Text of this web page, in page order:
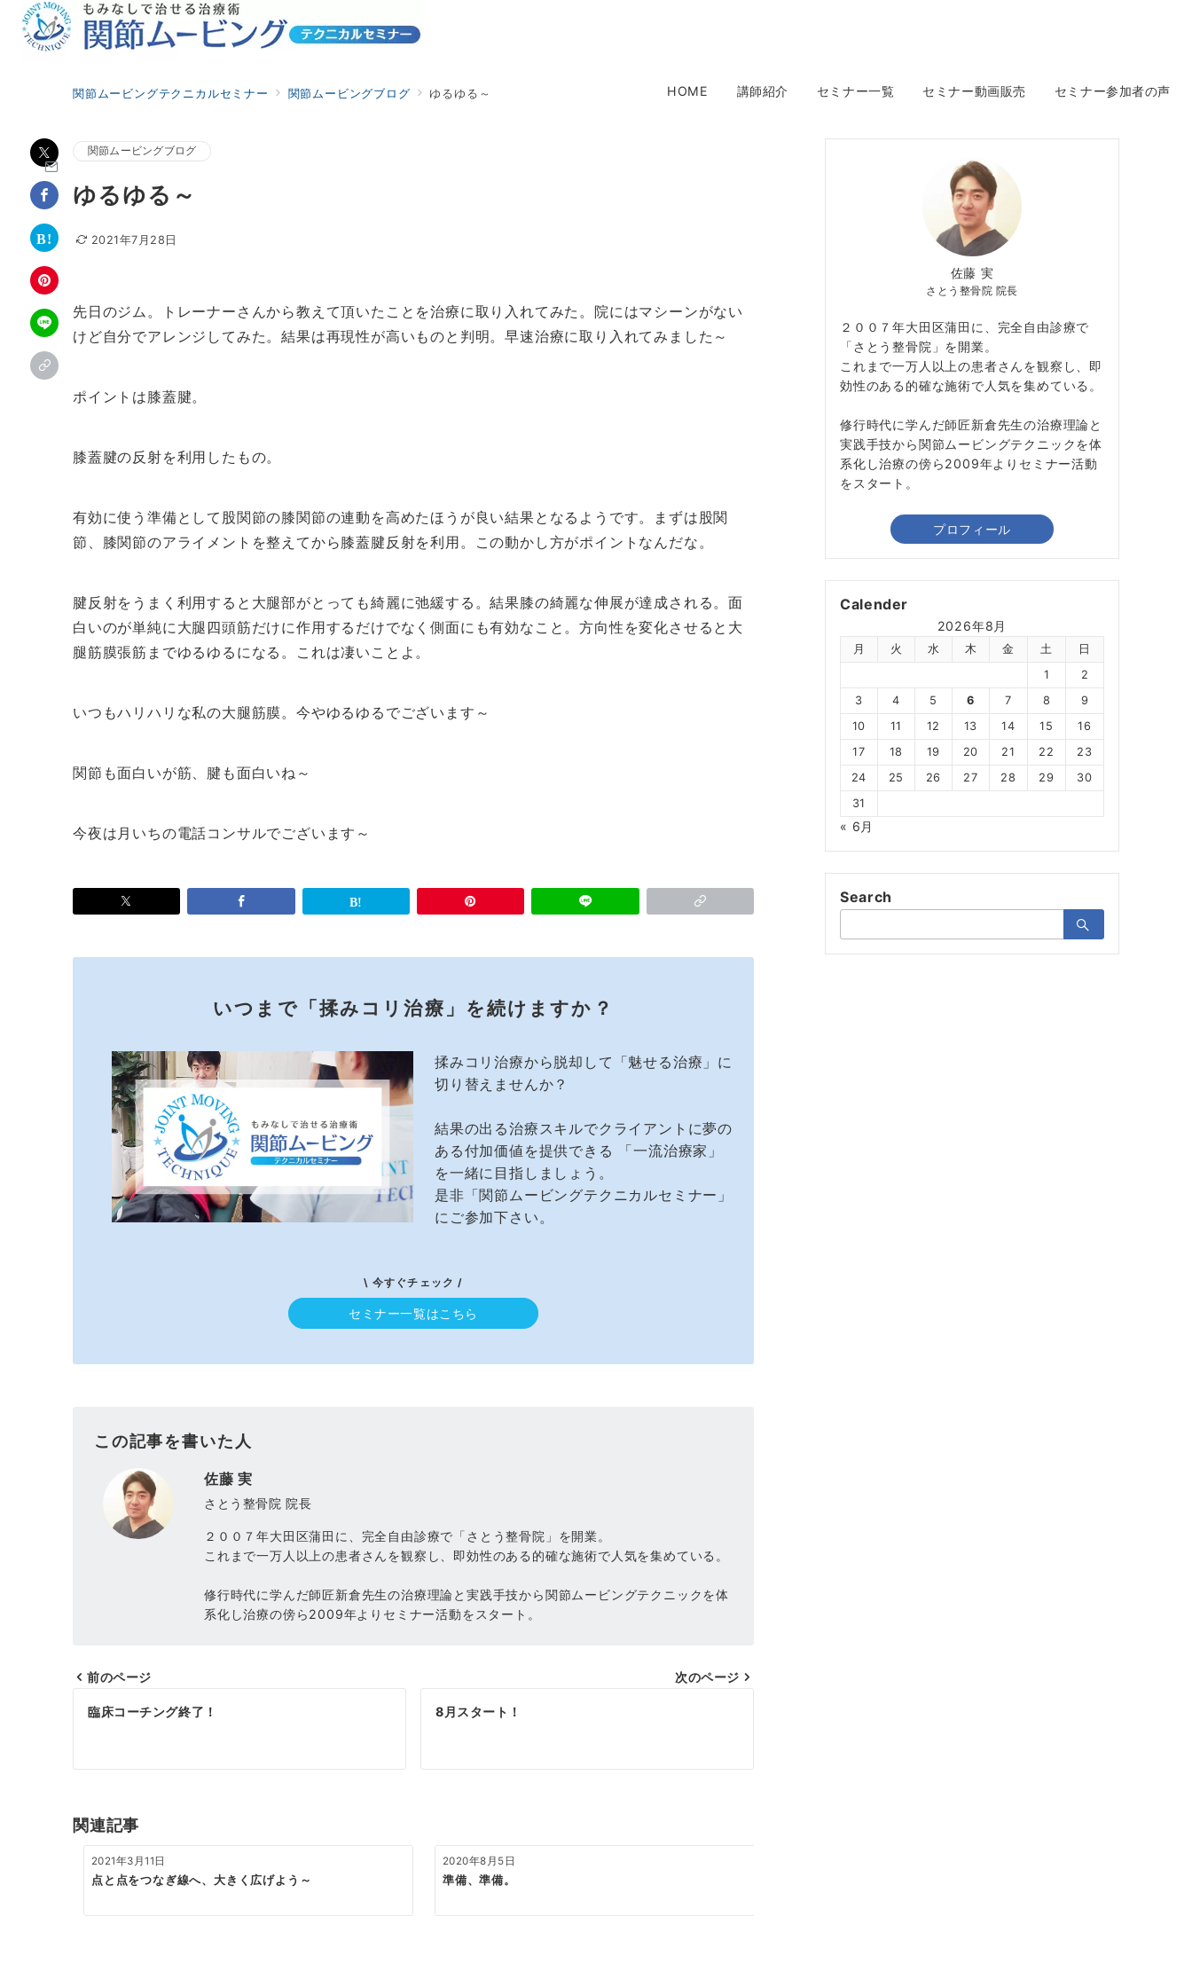
HOME 講師紹介 セミナー一覧 セミナー動画販売 セミナー参加者の声
関節ムービングテクニカルセミナー 関節ムービングブログ ゆるゆる～
関節ムービングブログ
ゆるゆる～
2021年7月28日
先日のジム。トレーナーさんから教えて頂いたことを治療に取り入れてみた。院にはマシーンがない
けど自分でアレンジしてみた。結果は再現性が高いものと判明。早速治療に取り入れてみました～
ポイントは膝蓋腱。
膝蓋腱の反射を利用したもの。
有効に使う準備として股関節の膝関節の連動を高めたほうが良い結果となるようです。まずは股関
節、膝関節のアライメントを整えてから膝蓋腱反射を利用。この動かし方がポイントなんだな。
腱反射をうまく利用すると大腿部がとっても綺麗に弛緩する。結果膝の綺麗な伸展が達成される。面
白いのが単純に大腿四頭筋だけに作用するだけでなく側面にも有効なこと。方向性を変化させると大
腿筋膜張筋までゆるゆるになる。これは凄いことよ。
いつもハリハリな私の大腿筋膜。今やゆるゆるでございます～
関節も面白いが筋、腱も面白いね～
今夜は月いちの電話コンサルでございます～
いつまで「揉みコリ治療」を続けますか？
揉みコリ治療から脱却して「魅せる治療」に
切り替えませんか？
結果の出る治療スキルでクライアントに夢の
ある付加価値を提供できる 「一流治療家」
を一緒に目指しましょう。
是非「関節ムービングテクニカルセミナー」
にご参加下さい。
\ 今すぐチェック /
セミナー一覧はこちら
この記事を書いた人
佐藤 実
さとう整骨院 院長
２００７年大田区蒲田に、完全自由診療で「さとう整骨院」を開業。
これまで一万人以上の患者さんを観察し、即効性のある的確な施術で人気を集めている。
修行時代に学んだ師匠新倉先生の治療理論と実践手技から関節ムービングテクニックを体
系化し治療の傍ら2009年よりセミナー活動をスタート。
投
ゲ
ー
ョ
前のページ
臨床コーチング終了！
次のページ
8月スタート！
関連記事
2021年3月11日
点と点をつなぎ線へ、大きく広げよう～
2020年8月5日
準備、準備。
佐藤 実
さとう整骨院 院長
２００７年大田区蒲田に、完全自由診療で
「さとう整骨院」を開業。
これまで一万人以上の患者さんを観察し、即
効性のある的確な施術で人気を集めている。
修行時代に学んだ師匠新倉先生の治療理論と
実践手技から関節ムービングテクニックを体
系化し治療の傍ら2009年よりセミナー活動
をスタート。
プロフィール
Calender
2026年8月
月 火 水 木 金 土
日
1
2
3
4 5 6 7 8
9
10
11 12 13 14 15
16
17
18 19 20 21 22
23
24
25 26 27 28 29
30
31
« 6月
Search
索：